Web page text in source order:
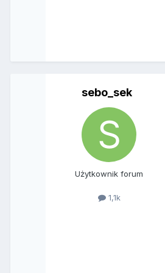
sebo_sek
Użytkownik forum
1,1k